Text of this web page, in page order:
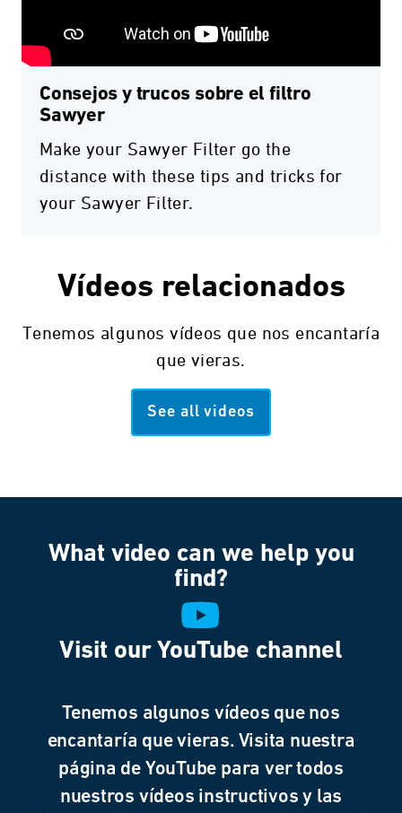
Consejos y trucos sobre el filtro
Sawyer
Make your Sawyer Filter go the
distance with these tips and tricks for
your Sawyer Filter.
Vídeos relacionados
Tenemos algunos vídeos que nos encantaría
que vieras.
See all videos
What video can we help you
find?
Visit our YouTube channel
Tenemos algunos vídeos que nos
encantaría que vieras. Visita nuestra
página de YouTube para ver todos
nuestros vídeos instructivos y las